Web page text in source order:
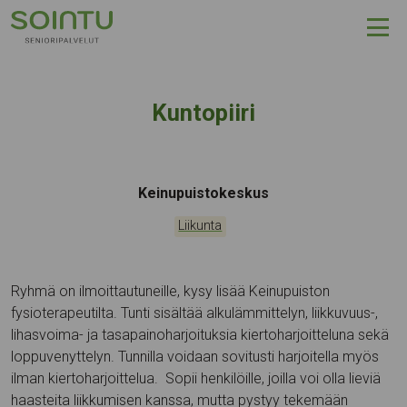
Hyppää sisältöön
Kuntopiiri
Tapahtumapaikka:
Keinupuistokeskus
Kategoriat:
Liikunta
Ryhmä on ilmoittautuneille, kysy lisää Keinupuiston
fysioterapeutilta. Tunti sisältää alkulämmittelyn, liikkuvuus-,
lihasvoima- ja tasapainoharjoituksia kiertoharjoitteluna sekä
loppuvenyttelyn. Tunnilla voidaan sovitusti harjoitella myös
ilman kiertoharjoittelua. Sopii henkilöille, joilla voi olla lieviä
haasteita liikkumisen kanssa, mutta pystyy tekemään